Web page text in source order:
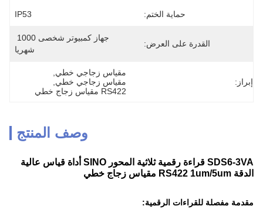
حماية الختم: IP53
القدرة على العرض:
شهريا
إبراز:
مقياس زجاجي خطي
مقياس زجاجي خطي
RS422 مقياس زجاج خطي
وصف المنتج
SDS6-3VA قراءة رقمية ثلاثية المحور SINO أداة قياس عالية
الدقة RS422 1um/5um مقياس زجاج خطي
مقدمة مفصلة للقراءات الرقمية: